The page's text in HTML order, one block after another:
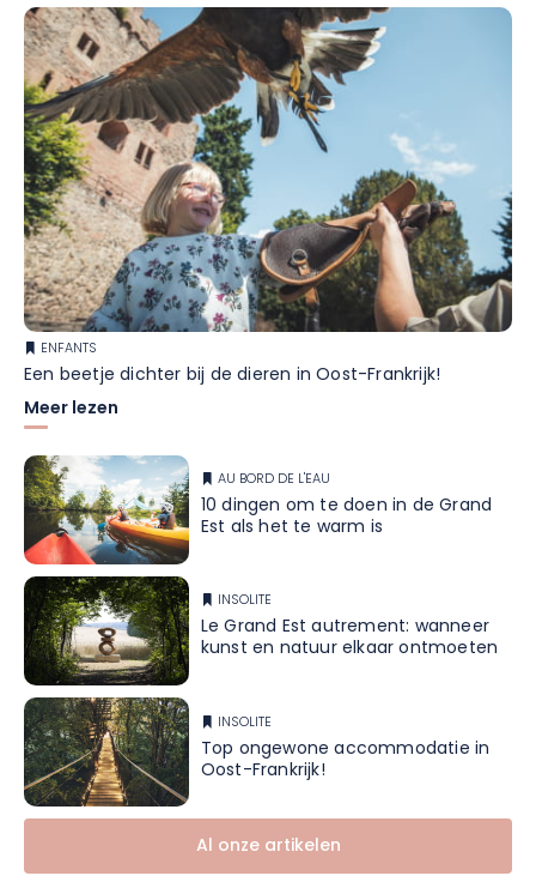
ENFANTS
Een beetje dichter bij de dieren in Oost-Frankrijk!
Meer lezen
AU BORD DE L'EAU
10 dingen om te doen in de Grand
Est als het te warm is
INSOLITE
Le Grand Est autrement: wanneer
kunst en natuur elkaar ontmoeten
INSOLITE
Top ongewone accommodatie in
Oost-Frankrijk!
Al onze artikelen